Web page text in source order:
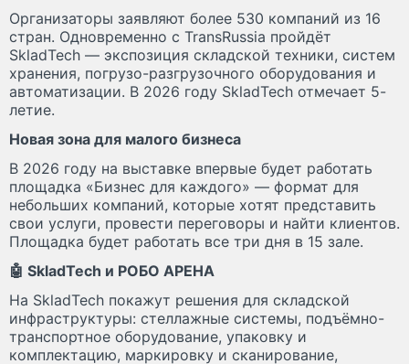
Организаторы заявляют более 530 компаний из 16
стран. Одновременно с TransRussia пройдёт
SkladTech — экспозиция складской техники, систем
хранения, погрузо-разгрузочного оборудования и
автоматизации. В 2026 году SkladTech отмечает 5-
летие.
Новая зона для малого бизнеса
В 2026 году на выставке впервые будет работать
площадка «Бизнес для каждого» — формат для
небольших компаний, которые хотят представить
свои услуги, провести переговоры и найти клиентов.
Площадка будет работать все три дня в 15 зале.
🤖 SkladTech и РОБО АРЕНА
На SkladTech покажут решения для складской
инфраструктуры: стеллажные системы, подъёмно-
транспортное оборудование, упаковку и
комплектацию, маркировку и сканирование,